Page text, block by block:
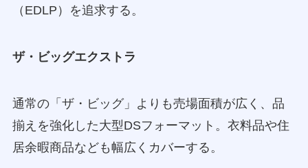
（EDLP）を追求する。
ザ・ビッグエクストラ
通常の「ザ・ビッグ」よりも売場面積が広く、品
揃えを強化した大型DSフォーマット。衣料品や住
居余暇商品なども幅広くカバーする。